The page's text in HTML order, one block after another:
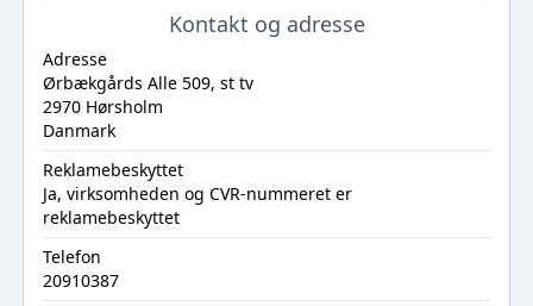
Kontakt og adresse
Adresse
Ørbækgårds Alle 509, st tv
2970 Hørsholm
Danmark
Reklamebeskyttet
Ja, virksomheden og CVR-nummeret er
reklamebeskyttet
Telefon
20910387